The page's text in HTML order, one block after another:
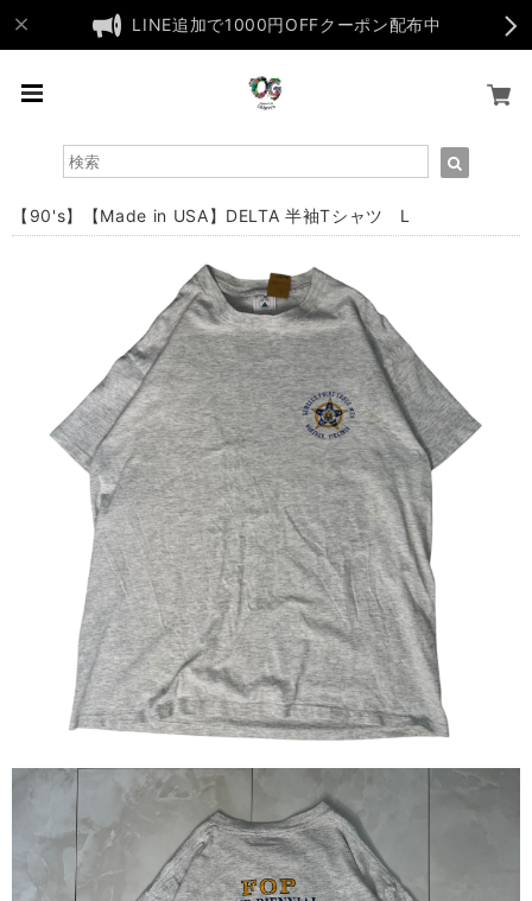
LINE追加で1000円OFFクーポン配布中
【90's】【Made in USA】DELTA 半袖Tシャツ L